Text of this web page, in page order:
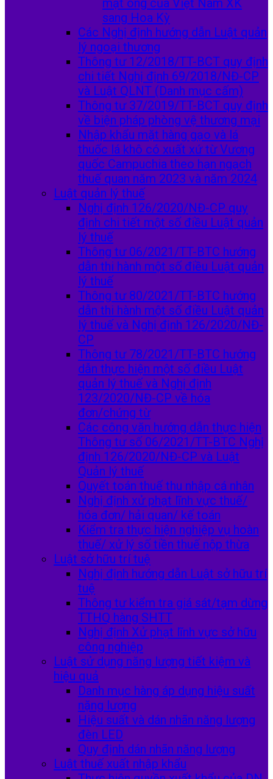
mật ong của Việt Nam XK
sang Hoa Kỳ
Các Nghị định hướng dẫn Luật quản
lý ngoại thương
Thông tư 12/2018/TT-BCT quy định
chi tiết Nghị định 69/2018/NĐ-CP
và Luật QLNT (Danh mục cấm)
Thông tư 37/2019/TT-BCT quy định
về biện pháp phòng vệ thương mại
Nhập khẩu mặt hàng gạo và lá
thuốc lá khô có xuất xứ từ Vương
quốc Campuchia theo hạn ngạch
thuế quan năm 2023 và năm 2024
Luật quản lý thuế
Nghị định 126/2020/NĐ-CP quy
định chi tiết một số điều Luật quản
lý thuế
Thông tư 06/2021/TT-BTC hướng
dẫn thi hành một số điều Luật quản
lý thuế
Thông tư 80/2021/TT-BTC hướng
dẫn thi hành một số điều Luật quản
lý thuế và Nghị định 126/2020/NĐ-
CP
Thông tư 78/2021/TT-BTC hướng
dẫn thực hiện một số điều Luật
quản lý thuế và Nghị định
123/2020/NĐ-CP về hóa
đơn/chứng từ
Các công văn hướng dẫn thực hiện
Thông tư số 06/2021/TT-BTC Nghị
định 126/2020/NĐ-CP và Luật
Quản lý thuế
Quyết toán thuế thu nhập cá nhân
Nghị định xử phạt lĩnh vực thuế/
hóa đơn/ hải quan/ kế toán
Kiểm tra thực hiện nghiệp vụ hoàn
thuế/ xử lý số tiền thuế nộp thừa
Luật sở hữu trí tuệ
Nghị định hướng dẫn Luật sở hữu trí
tuệ
Thông tư kiểm tra giá sát/tạm dừng
TTHQ hàng SHTT
Nghị định Xử phạt lĩnh vực sở hữu
công nghiệp
Luật sử dụng năng lượng tiết kiệm và
hiệu quả
Danh mục hàng áp dụng hiệu suất
nặng lượng
Hiệu suất và dán nhãn năng lượng
đèn LED
Quy định dán nhãn năng lượng
Luật thuế xuất nhập khẩu